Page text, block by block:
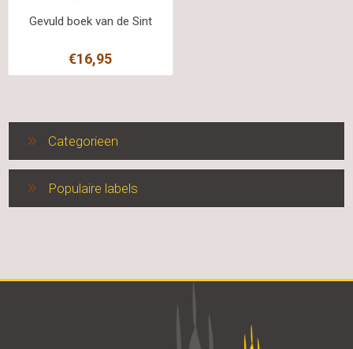
Gevuld boek van de Sint
€16,95
Categorieen
Populaire labels